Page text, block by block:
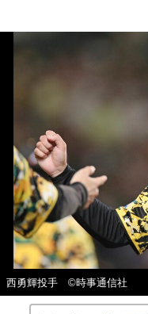
西勇輝投手 ©時事通信社